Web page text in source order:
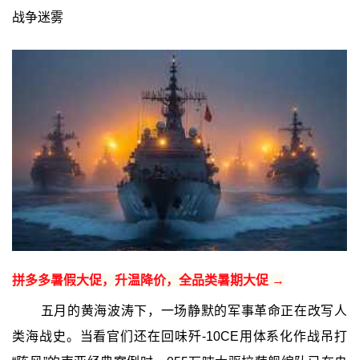
战争迷雾
拼多多暑假大促，升温降价，全品类暑期大促 →
五月的黄海波涛下，一场静默的军事革命正在改写人
类海战史。当看官们还在回味歼-10CE用体系化作战吊打